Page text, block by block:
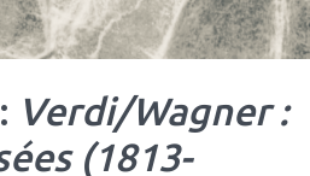
Verdi/Wagner :
(1813-